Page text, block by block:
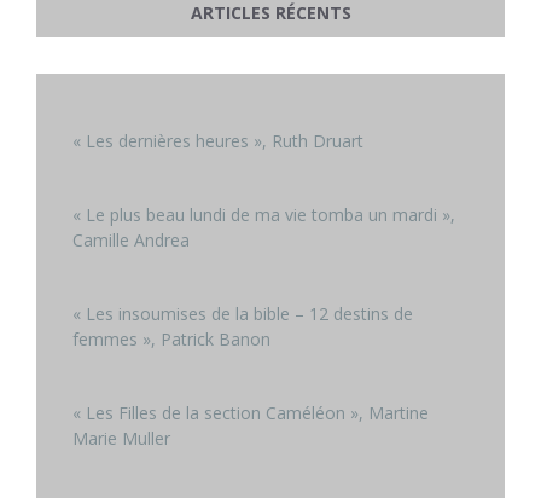
ARTICLES RÉCENTS
« Les dernières heures », Ruth Druart
« Le plus beau lundi de ma vie tomba un mardi »,
Camille Andrea
« Les insoumises de la bible – 12 destins de
femmes », Patrick Banon
« Les Filles de la section Caméléon », Martine
Marie Muller